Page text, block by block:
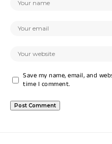
Save my name, email, and
time I comment.